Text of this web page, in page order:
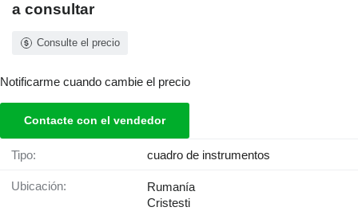
a consultar
Consulte el precio
Notificarme cuando cambie el precio
Contacte con el vendedor
Tipo: cuadro de instrumentos
Ubicación:
Rumanía
Cristesti